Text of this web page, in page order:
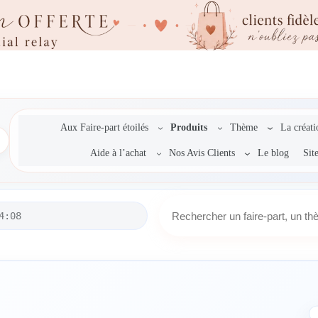
Aux Faire-part étoilés Produits Thème La
Aide à l’achat Nos Avis Clients Le blog
e